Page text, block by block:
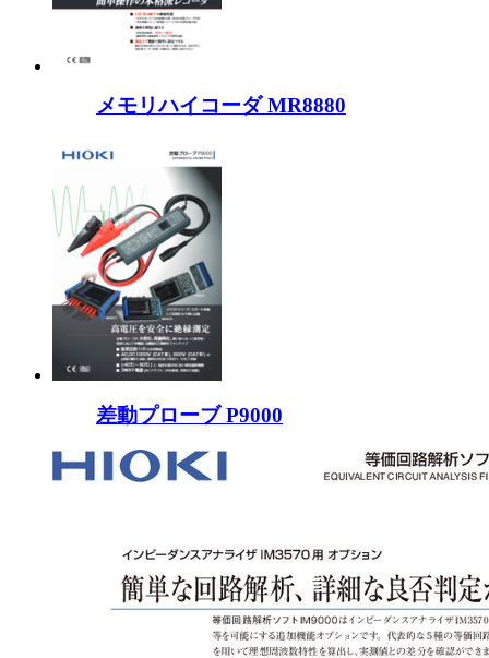
メモリハイコーダ MR8880
差動プローブ P9000